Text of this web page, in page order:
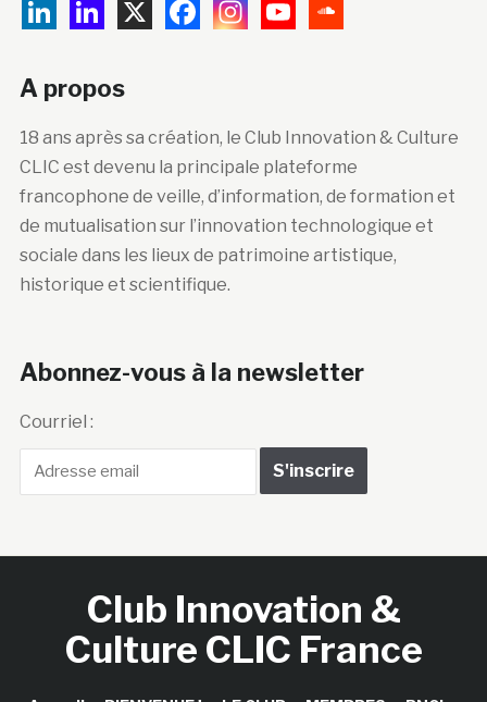
A propos
18 ans après sa création, le Club Innovation & Culture
CLIC est devenu la principale plateforme
francophone de veille, d’information, de formation et
de mutualisation sur l’innovation technologique et
sociale dans les lieux de patrimoine artistique,
historique et scientifique.
Abonnez-vous à la newsletter
Courriel :
Club Innovation &
Culture CLIC France